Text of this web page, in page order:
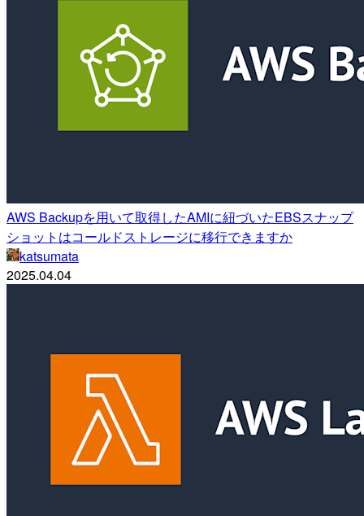
AWS Backupを用いて取得したAMIに紐づいたEBSスナップ
ショットはコールドストレージに移行できますか
katsumata
2025.04.04